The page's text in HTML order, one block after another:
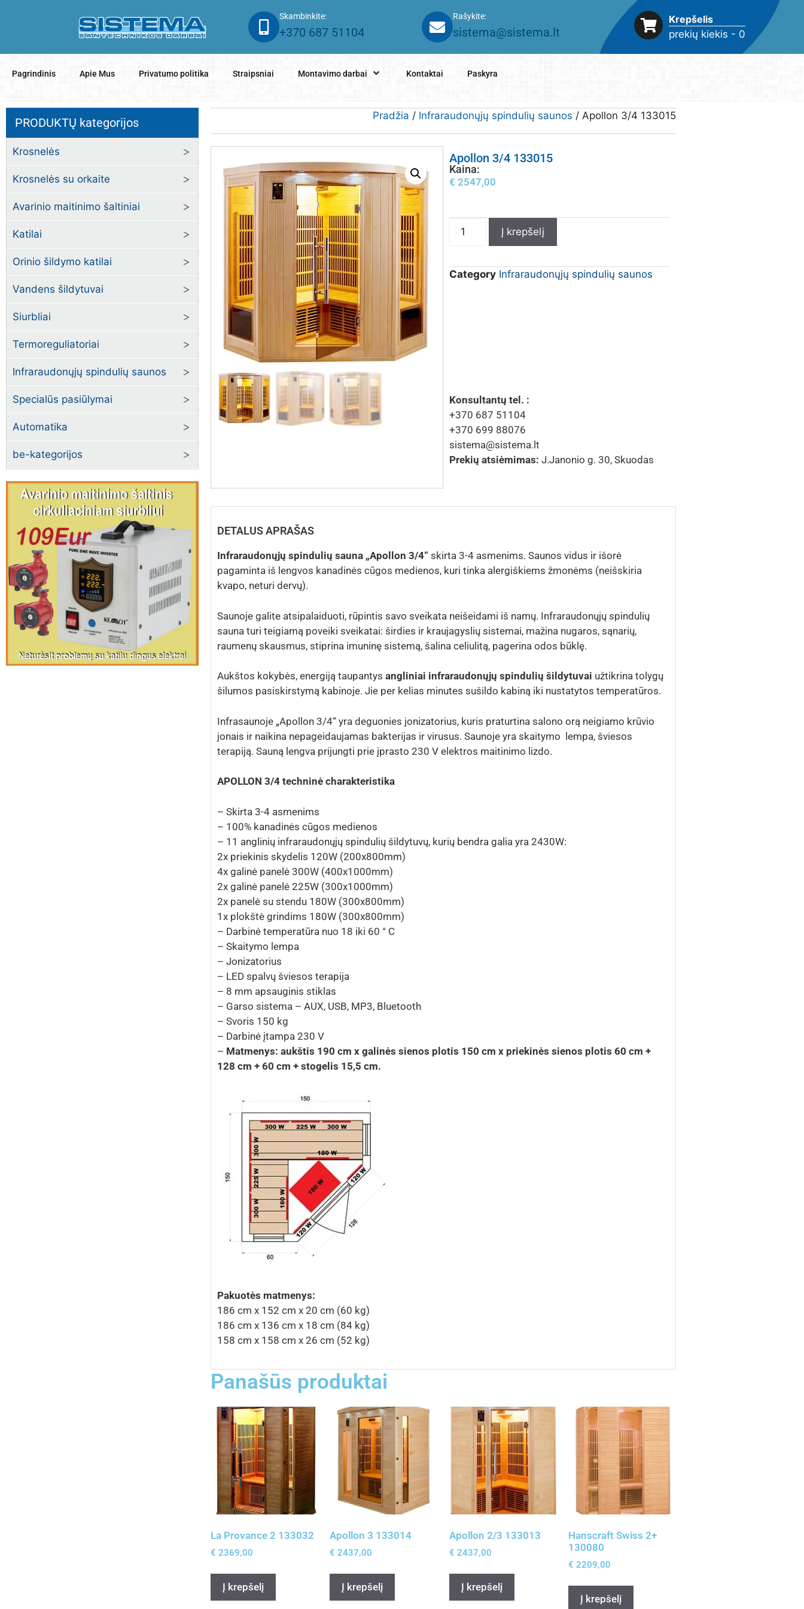
Skambinkite:
+370 687 51104
Rašykite:
sistema@sistema.lt
Krepšelis
prekių kiekis - 0
Pagrindinis Apie Mus Privatumo politika Straipsniai Montavimo darbai Kontaktai Paskyra
PRODUKTŲ kategorijos
Krosnelės
Krosnelės su orkaite
Avarinio maitinimo šaltiniai
Katilai
Orinio šildymo katilai
Vandens šildytuvai
Siurbliai
Termoreguliatoriai
Infraraudonųjų spindulių saunos
Specialūs pasiūlymai
Automatika
be-kategorijos
Pradžia / Infraraudonųjų spindulių saunos / Apollon 3/4 133015
Apollon 3/4 133015
Kaina:
€ 2547,00
Į krepšelį
Category Infraraudonųjų spindulių saunos
Konsultantų tel. :
+370 687 51104
+370 699 88076
sistema@sistema.lt
Prekių atsiėmimas: J.Janonio g. 30, Skuodas
DETALUS APRAŠAS
Infraraudonųjų spindulių sauna „Apollon 3/4“ skirta 3-4 asmenims. Saunos vidus ir išorė
pagaminta iš lengvos kanadinės cūgos medienos, kuri tinka alergiškiems žmonėms (neišskiria
kvapo, neturi dervų).
Saunoje galite atsipalaiduoti, rūpintis savo sveikata neišeidami iš namų. Infraraudonųjų spindulių
sauna turi teigiamą poveiki sveikatai: širdies ir kraujagyslių sistemai, mažina nugaros, sąnarių,
raumenų skausmus, stiprina imuninę sistemą, šalina celiulitą, pagerina odos būklę.
Aukštos kokybės, energiją taupantys angliniai infraraudonųjų spindulių šildytuvai užtikrina tolygų
šilumos pasiskirstymą kabinoje. Jie per kelias minutes sušildo kabiną iki nustatytos temperatūros.
Infrasaunoje „Apollon 3/4“ yra deguonies jonizatorius, kuris praturtina salono orą neigiamo krūvio
jonais ir naikina nepageidaujamas bakterijas ir virusus. Saunoje yra skaitymo lempa, šviesos
terapiją. Sauną lengva prijungti prie įprasto 230 V elektros maitinimo lizdo.
APOLLON 3/4 techninė charakteristika
– Skirta 3-4 asmenims
– 100% kanadinės cūgos medienos
– 11 anglinių infraraudonųjų spindulių šildytuvų, kurių bendra galia yra 2430W:
2x priekinis skydelis 120W (200x800mm)
4x galinė panelė 300W (400x1000mm)
2x galinė panelė 225W (300x1000mm)
2x panelė su stendu 180W (300x800mm)
1x plokštė grindims 180W (300x800mm)
– Darbinė temperatūra nuo 18 iki 60 ° C
– Skaitymo lempa
– Jonizatorius
– LED spalvų šviesos terapija
– 8 mm apsauginis stiklas
– Garso sistema – AUX, USB, MP3, Bluetooth
– Svoris 150 kg
– Darbinė įtampa 230 V
– Matmenys: aukštis 190 cm x galinės sienos plotis 150 cm x priekinės sienos plotis 60 cm +
128 cm + 60 cm + stogelis 15,5 cm.
Pakuotės matmenys:
186 cm x 152 cm x 20 cm (60 kg)
186 cm x 136 cm x 18 cm (84 kg)
158 cm x 158 cm x 26 cm (52 kg)
Panašūs produktai
La Provance 2 133032
€ 2369,00
Į krepšelį
Apollon 3 133014
€ 2437,00
Į krepšelį
Apollon 2/3 133013
€ 2437,00
Į krepšelį
Hanscraft Swiss 2+
130080
€ 2209,00
Į krepšelį